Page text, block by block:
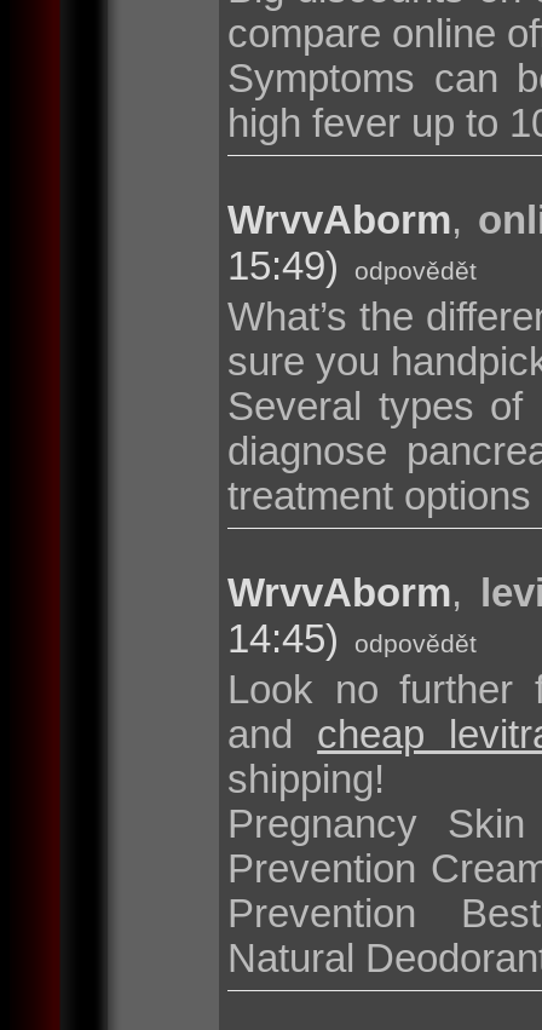
compare online
Symptoms can
high fever up to
WrvvAborm,
15:49)
odpovědět
What’s the
sure you
Several types
diagnose
treatment
WrvvAborm,
14:45)
odpovědět
Look no further
and cheap
shipping!
Pregnancy
Prevention
Prevention
Natural